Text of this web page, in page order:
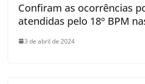
Confiram as ocorrências
atendidas pelo 18º BPM
3 de abril de 2024